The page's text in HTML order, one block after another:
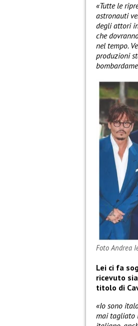
«Tutte le
astronauti
degli attori
che
nel tempo.
produzioni
Foto Andrea
Lei ci fa
ricevuto
titolo di
«Io sono
mai tagliato